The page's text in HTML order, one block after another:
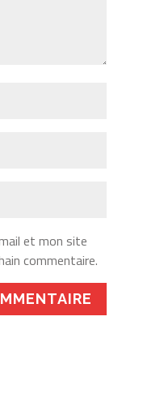
et mon site
commentaire.